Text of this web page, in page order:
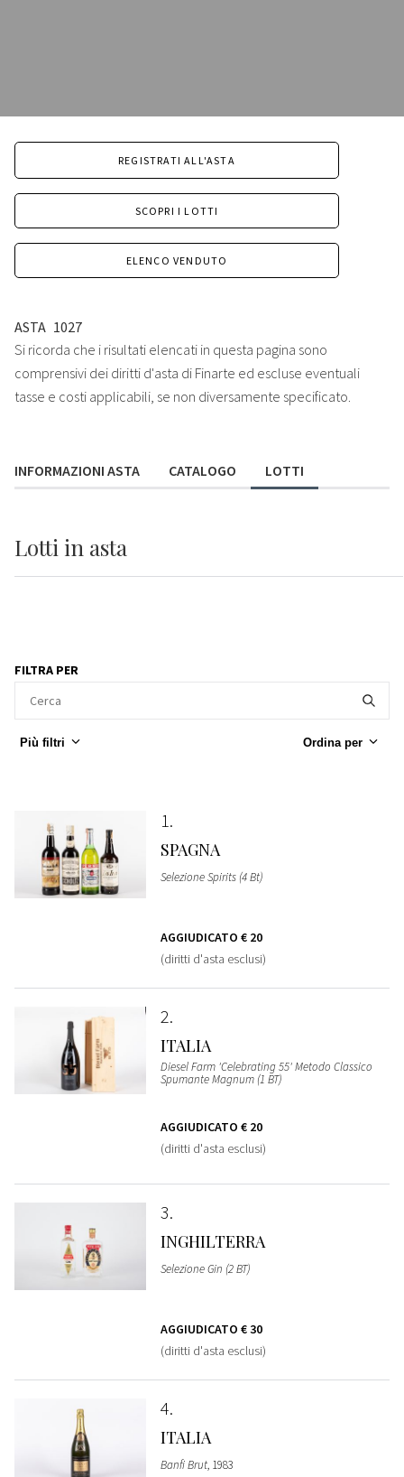
REGISTRATI ALL'ASTA
SCOPRI I LOTTI
ELENCO VENDUTO
ASTA 1027
Si ricorda che i risultati elencati in questa pagina sono
comprensivi dei diritti d'asta di Finarte ed escluse eventuali
tasse e costi applicabili, se non diversamente specificato.
INFORMAZIONI ASTA CATALOGO LOTTI
Lotti in asta
FILTRA PER
Più filtri Ordina per
1
SPAGNA
Selezione Spirits (4 Bt)
AGGIUDICATO € 20
(diritti d'asta esclusi)
2
ITALIA
Diesel Farm 'Celebrating 55' Metodo Classico
Spumante Magnum (1 BT)
AGGIUDICATO € 20
(diritti d'asta esclusi)
3
INGHILTERRA
Selezione Gin (2 BT)
AGGIUDICATO € 30
(diritti d'asta esclusi)
4
ITALIA
Banfi Brut, 1983